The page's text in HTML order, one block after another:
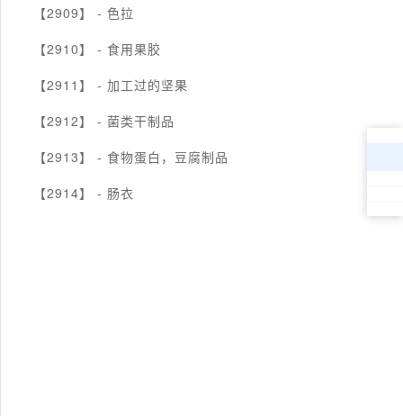
【2909】 - 色拉
【2910】 - 食用果胶
【2911】 - 加工过的坚果
【2912】 - 菌类干制品
【2913】 - 食物蛋白，豆腐制品
【2914】 - 肠衣